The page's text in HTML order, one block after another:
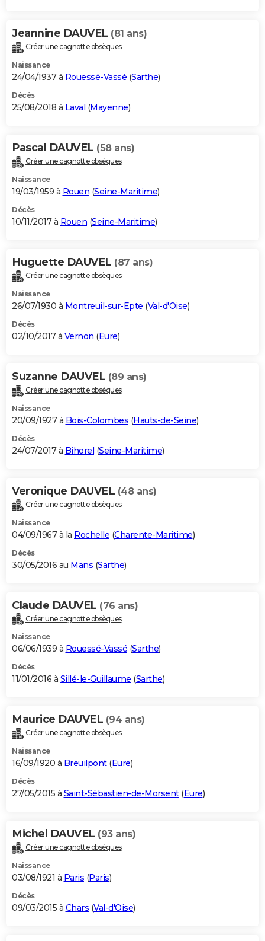
Jeannine DAUVEL (81 ans)
Créer une cagnotte obsèques
Naissance
24/04/1937 à Rouessé-Vassé (Sarthe)
Décès
25/08/2018 à Laval (Mayenne)
Pascal DAUVEL (58 ans)
Créer une cagnotte obsèques
Naissance
19/03/1959 à Rouen (Seine-Maritime)
Décès
10/11/2017 à Rouen (Seine-Maritime)
Huguette DAUVEL (87 ans)
Créer une cagnotte obsèques
Naissance
26/07/1930 à Montreuil-sur-Epte (Val-d'Oise)
Décès
02/10/2017 à Vernon (Eure)
Suzanne DAUVEL (89 ans)
Créer une cagnotte obsèques
Naissance
20/09/1927 à Bois-Colombes (Hauts-de-Seine)
Décès
24/07/2017 à Bihorel (Seine-Maritime)
Veronique DAUVEL (48 ans)
Créer une cagnotte obsèques
Naissance
04/09/1967 à la Rochelle (Charente-Maritime)
Décès
30/05/2016 au Mans (Sarthe)
Claude DAUVEL (76 ans)
Créer une cagnotte obsèques
Naissance
06/06/1939 à Rouessé-Vassé (Sarthe)
Décès
11/01/2016 à Sillé-le-Guillaume (Sarthe)
Maurice DAUVEL (94 ans)
Créer une cagnotte obsèques
Naissance
16/09/1920 à Breuilpont(Eure)
Décès
27/05/2015 à Saint-Sébastien-de-Morsent(Eure)
Michel DAUVEL (93 ans)
Créer une cagnotte obsèques
Naissance
03/08/1921 à Paris (Paris)
Décès
09/03/2015 à Chars (Val-d'Oise)